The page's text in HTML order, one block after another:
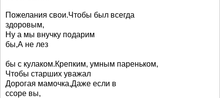
Пожелания свои.Чтобы был всегда
здоровым,
Ну а мы внучку подарим
бы,А не лез
бы с кулаком.Крепким, умным пареньком,
Чтобы старших уважал
Дорогая мамочка,Даже если в
ссоре вы,